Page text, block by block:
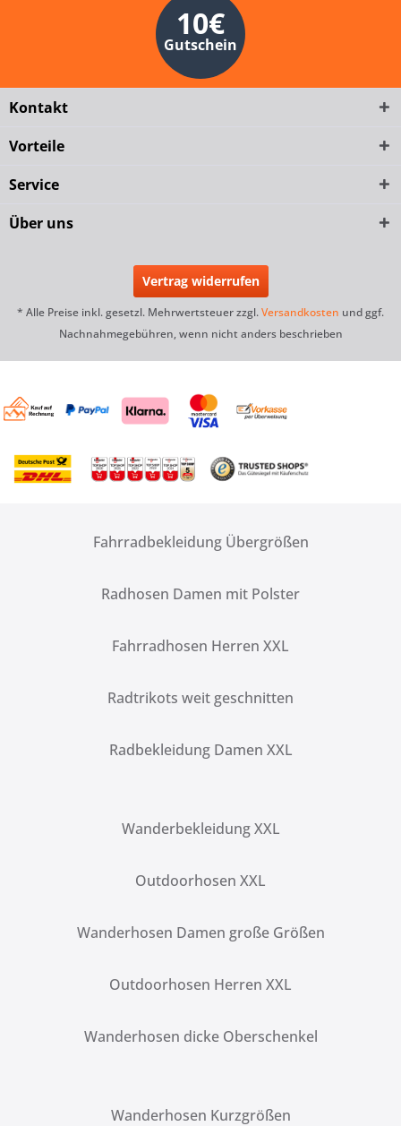
10€
Gutschein
Kontakt
Vorteile
Service
Über uns
Vertrag widerrufen
* Alle Preise inkl. gesetzl. Mehrwertsteuer zzgl.Versandkosten und ggf.
Nachnahmegebühren, wenn nicht anders beschrieben
Fahrradbekleidung Übergrößen
Radhosen Damen mit Polster
Fahrradhosen Herren XXL
Radtrikots weit geschnitten
Radbekleidung Damen XXL
Wanderbekleidung XXL
Outdoorhosen XXL
Wanderhosen Damen große Größen
Outdoorhosen Herren XXL
Wanderhosen dicke Oberschenkel
Wanderhosen Kurzgrößen